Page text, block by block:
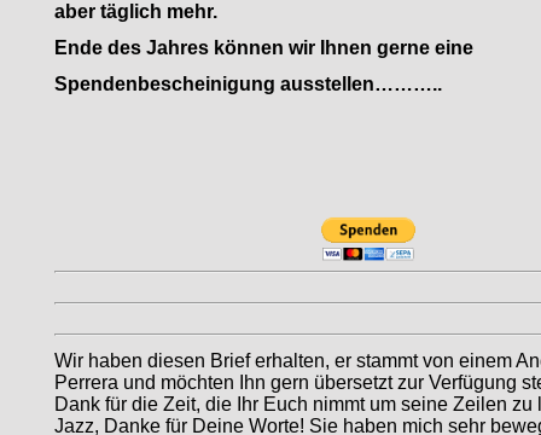
aber täglich mehr.
Ende des Jahres können wir Ihnen gerne eine
Spendenbescheinigung ausstellen………..
Wir haben diesen Brief erhalten, er stammt von einem
Perrera und möchten Ihn gern übersetzt zur Verfügung
Dank für die Zeit, die Ihr Euch nimmt um seine Zeilen zu
Jazz, Danke für Deine Worte! Sie haben mich sehr